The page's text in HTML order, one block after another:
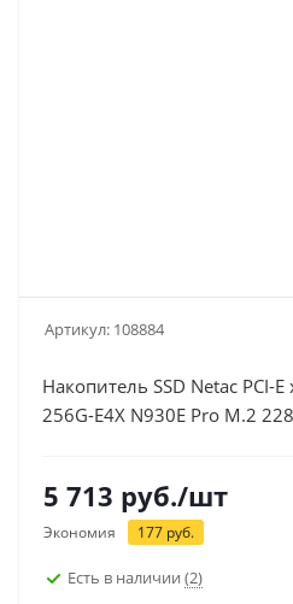
Артикул: 108884
Накопитель SSD Netac PCI-
256G-E4X N930E Pro M.2
5 713 руб./шт
Экономия 177 руб.
Есть в наличии (2)